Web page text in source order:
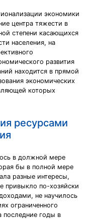
экономики
центра тяжести в
степени касающихся
населения, на
развития
находится в прямой
экономических
которых
ресурсами
в должной мере
бы в полной мере
разные интересы,
привыкло по-хозяйски
не научилось
ограниченного
последние годы в